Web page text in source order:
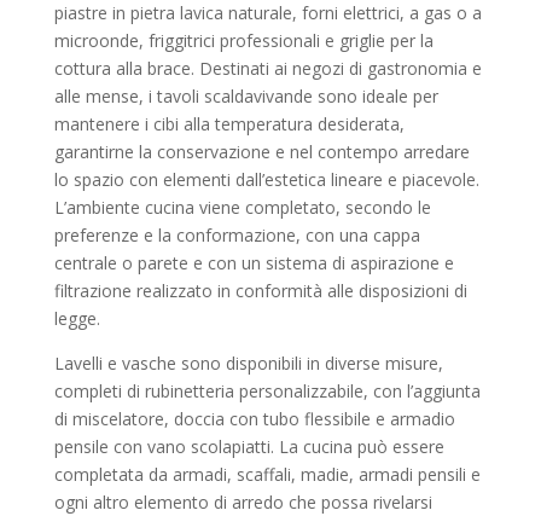
piastre in pietra lavica naturale, forni elettrici, a gas o a
microonde, friggitrici professionali e griglie per la
cottura alla brace. Destinati ai negozi di gastronomia e
alle mense, i tavoli scaldavivande sono ideale per
mantenere i cibi alla temperatura desiderata,
garantirne la conservazione e nel contempo arredare
lo spazio con elementi dall’estetica lineare e piacevole.
L’ambiente cucina viene completato, secondo le
preferenze e la conformazione, con una cappa
centrale o parete e con un sistema di aspirazione e
filtrazione realizzato in conformità alle disposizioni di
legge.
Lavelli e vasche sono disponibili in diverse misure,
completi di rubinetteria personalizzabile, con l’aggiunta
di miscelatore, doccia con tubo flessibile e armadio
pensile con vano scolapiatti. La cucina può essere
completata da armadi, scaffali, madie, armadi pensili e
ogni altro elemento di arredo che possa rivelarsi